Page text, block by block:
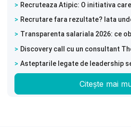
Recruteaza Atipic: O initiativa care conecteaza tinerii neurodivergenti cu
Recrutare fara rezultate? Iata unde pierzi
Transparenta salariala 2026: ce obligatii au angajatorii si cum te
Discovery call cu un consultant Thomas: Pune busola pe
Asteptarile legate de leadership se rescriu in timp real. De la sefii din generatia Baby Boomers la o forta de
Citește mai